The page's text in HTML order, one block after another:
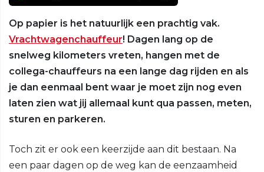
Op papier is het natuurlijk een prachtig vak.
Vrachtwagenchauffeur! Dagen lang op de
snelweg kilometers vreten, hangen met de
collega-chauffeurs na een lange dag rijden en als
je dan eenmaal bent waar je moet zijn nog even
laten zien wat jij allemaal kunt qua passen, meten,
sturen en parkeren.
Toch zit er ook een keerzijde aan dit bestaan. Na
een paar dagen op de weg kan de eenzaamheid